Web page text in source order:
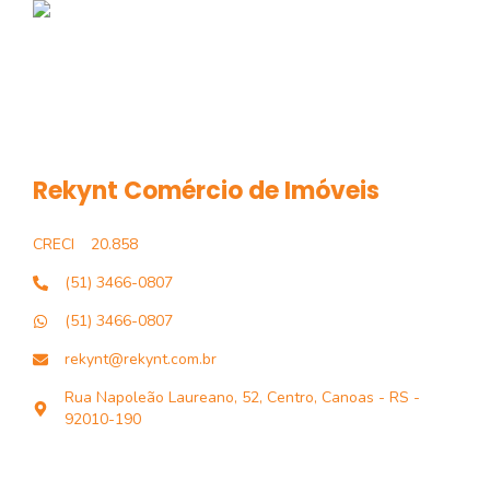
Rekynt Comércio de Imóveis
CRECI
20.858
(51) 3466-0807
(51) 3466-0807
rekynt@rekynt.com.br
Rua Napoleão Laureano, 52, Centro, Canoas - RS -
92010-190